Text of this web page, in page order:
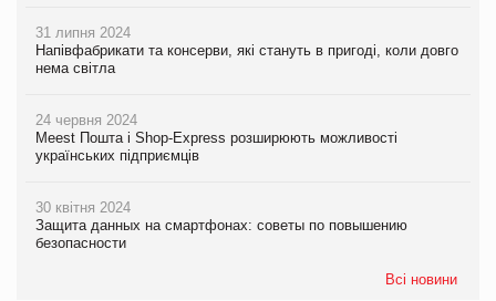
31 липня 2024
Напівфабрикати та консерви, які стануть в пригоді, коли довго
нема світла
24 червня 2024
Meest Пошта і Shop-Express розширюють можливості
українських підприємців
30 квітня 2024
Защита данных на смартфонах: советы по повышению
безопасности
Всі новини